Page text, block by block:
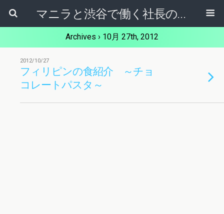
マニラと渋谷で働く社長のブログ
Archives › 10月 27th, 2012
2012/10/27
フィリピンの食紹介 ～チョ
コレートパスタ～